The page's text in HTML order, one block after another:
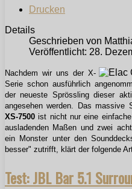
Drucken
Details
Geschrieben von
Veröffentlicht: 28.
Nachdem wir uns der X-
Serie schon ausführlich
der neueste Sprössling dieser
angesehen werden. Das massive
XS-7500 ist nicht nur eine
ausladenden Maßen und zwei
ein Monster unter den
besser" zutrifft, klärt der folgende
Test: JBL Bar 5.1